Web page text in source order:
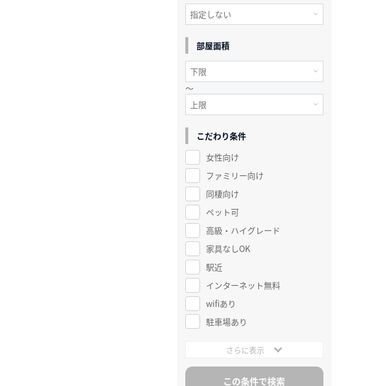
部屋面積
～
こだわり条件
女性向け
ファミリー向け
同棲向け
ペット可
高級・ハイグレード
家具なしOK
駅近
インターネット無料
wifiあり
駐車場あり
さらに表示